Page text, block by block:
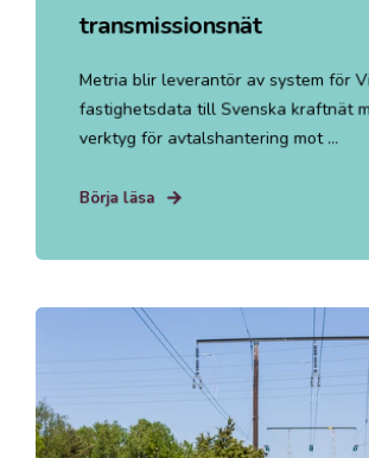
transmissionsnät
Metria blir leverantör av system för
fastighetsdata till Svenska kraftnät
verktyg för avtalshantering mot ...
Börja läsa